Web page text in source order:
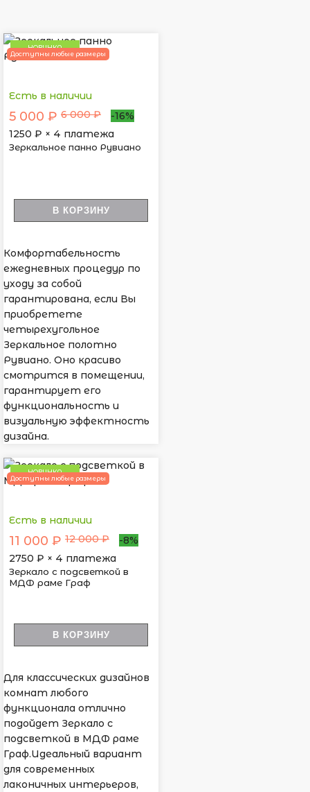
НОВИНКА
Доступны любые размеры
Есть в наличии
5 000 ₽ 6 000 ₽
-16%
1250 ₽ × 4 платежа
Зеркальное панно Рувиано
В КОРЗИНУ
Комфортабельность
ежедневных процедур по
уходу за собой
гарантирована, если Вы
приобретете
четырехугольное
Зеркальное полотно
Рувиано. Оно красиво
смотрится в помещении,
гарантирует его
функциональность и
визуальную эффектность
дизайна.
НОВИНКА
Доступны любые размеры
Есть в наличии
11 000 ₽ 12 000 ₽
-8%
2750 ₽ × 4 платежа
Зеркало с подсветкой в
МДФ раме Граф
В КОРЗИНУ
Для классических дизайнов
комнат любого
функционала отлично
подойдет Зеркало с
подсветкой в МДФ раме
Граф.Идеальный вариант
для современных
лаконичных интерьеров,